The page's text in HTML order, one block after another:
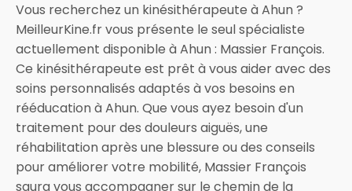
Vous recherchez un kinésithérapeute à Ahun ?
MeilleurKine.fr vous présente le seul spécialiste
actuellement disponible à Ahun : Massier François.
Ce kinésithérapeute est prêt à vous aider avec des
soins personnalisés adaptés à vos besoins en
rééducation à Ahun. Que vous ayez besoin d'un
traitement pour des douleurs aiguës, une
réhabilitation après une blessure ou des conseils
pour améliorer votre mobilité, Massier François
saura vous accompagner sur le chemin de la